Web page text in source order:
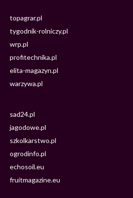
topagrar.pl
tygodnik-rolniczy.pl
wrp.pl
profitechnika.pl
elita-magazyn.pl
warzywa.pl
sad24.pl
jagodowe.pl
szkolkarstwo.pl
ogrodinfo.pl
echosoil.eu
fruitmagazine.eu